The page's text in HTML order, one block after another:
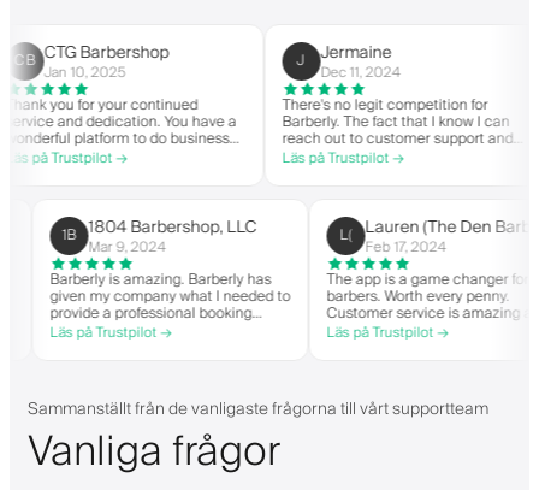
CTG Barbershop
Jan 10, 2025
you for your continued
and dedication. You have a
platform to do business
good spirit. Thank you from
Barbershop.
på Trustpilot →
Jermaine
Dec 11, 2024
There's no legit competition for
Barberly. The fact that I know I can
reach out to customer support and
actually get help is a major reason I
stay. Barberly provides a ton of
Läs på Trustpilot →
1B 1804 Barbershop, LLC
Mar 9, 2024
Barberly is amazing. Barberly has
given my company what I needed to
provide a professional booking
experience for my clients. Their
team has been exceptional,
Läs på Trustpilot →
L( Lauren (The Den
Feb 17, 2024
The app is a game
barbers. Worth every penny.
Customer service is
helps with everything or
they need. Definitely
Läs på Trustpilot →
Sammanställt från de vanligaste frågorna till vårt supportteam
Vanliga frågor